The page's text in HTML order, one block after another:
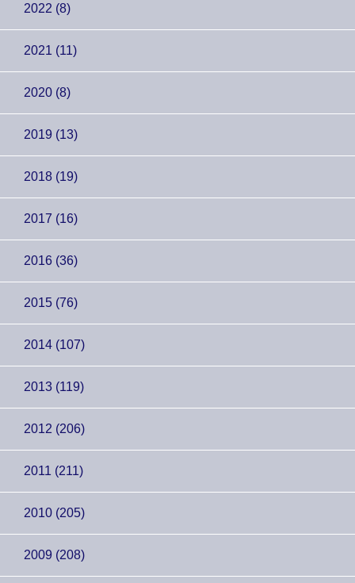
2022 (8)
2021 (11)
2020 (8)
2019 (13)
2018 (19)
2017 (16)
2016 (36)
2015 (76)
2014 (107)
2013 (119)
2012 (206)
2011 (211)
2010 (205)
2009 (208)